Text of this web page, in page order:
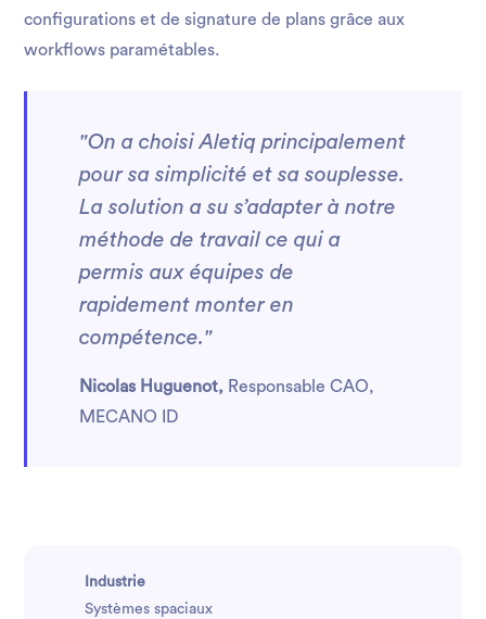
Industrie
Systèmes spaciaux
configurations et de signature de plans grâce aux
workflows paramétables.
"On a choisi Aletiq principalement
pour sa simplicité et sa souplesse.
La solution a su s’adapter à notre
méthode de travail ce qui a
permis aux équipes de
rapidement monter en
compétence."
Nicolas Huguenot, Responsable CAO,
MECANO ID